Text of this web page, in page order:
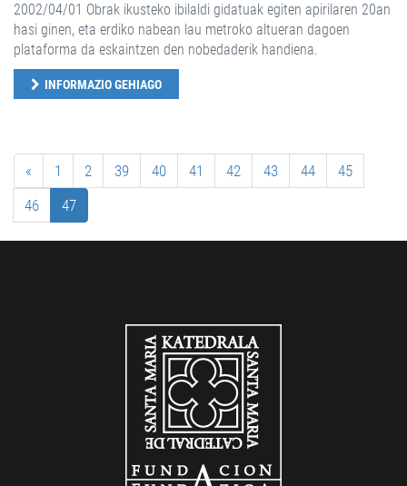
2002/04/01 Obrak ikusteko ibilaldi gidatuak egiten apirilaren 20an
hasi ginen, eta erdiko nabean lau metroko altueran dagoen
plataforma da eskaintzen den nobedaderik handiena.
INFORMAZIO GEHIAGO
« 1 2 39 40 41 42 43 44
45
46
47